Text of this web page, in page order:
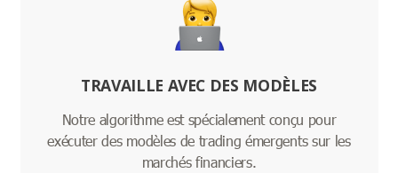
TRAVAILLE AVEC DES MODÈLES
Notre algorithme est spécialement conçu pour
exécuter des modèles de trading émergents sur les
marchés financiers.